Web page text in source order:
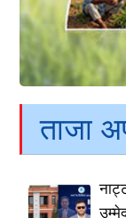
ताजा